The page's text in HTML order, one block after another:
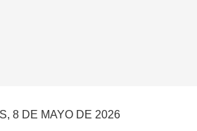
8 DE MAYO DE 2026